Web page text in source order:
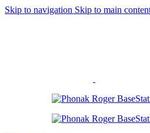
Skip to navigation Skip to main